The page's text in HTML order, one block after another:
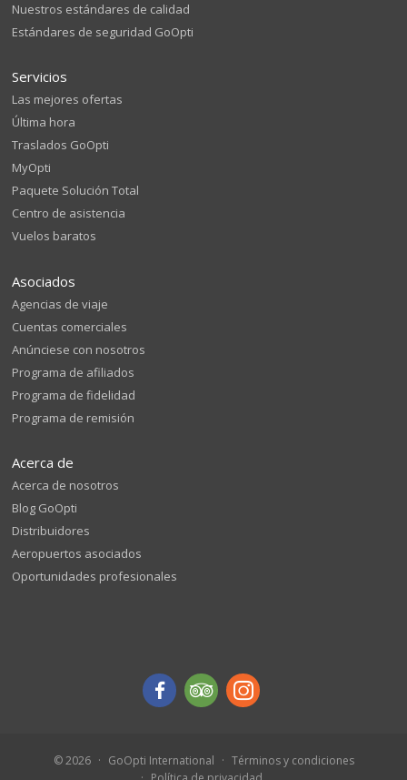
Nuestros estándares de calidad
Estándares de seguridad GoOpti
Servicios
Las mejores ofertas
Última hora
Traslados GoOpti
MyOpti
Paquete Solución Total
Centro de asistencia
Vuelos baratos
Asociados
Agencias de viaje
Cuentas comerciales
Anúnciese con nosotros
Programa de afiliados
Programa de fidelidad
Programa de remisión
Acerca de
Acerca de nosotros
Blog GoOpti
Distribuidores
Aeropuertos asociados
Oportunidades profesionales
© 2026 GoOpti International
Términos y condiciones